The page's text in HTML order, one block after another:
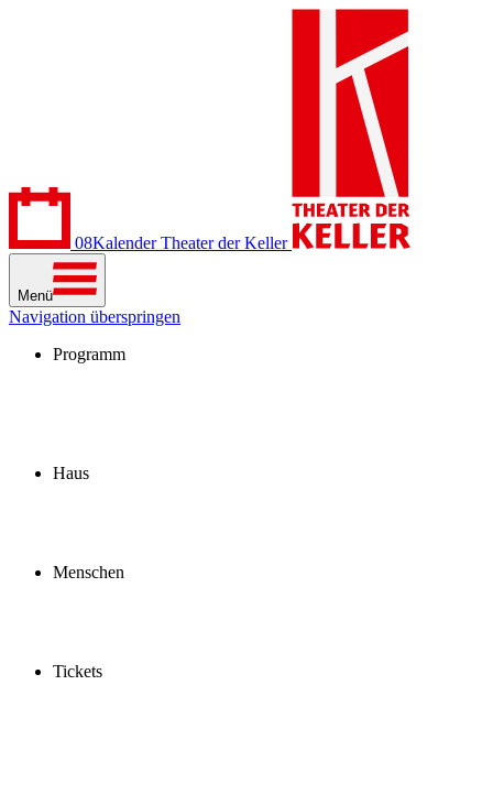
08Kalender Theater der Keller
Menü
Navigation überspringen
Programm
Haus
Menschen
Tickets